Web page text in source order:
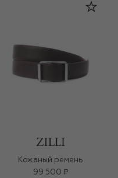
Кожаный ремень
99 500 ₽